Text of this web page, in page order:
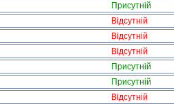
Присутній
Відсутній
Відсутній
Відсутній
Присутній
Присутній
Відсутній